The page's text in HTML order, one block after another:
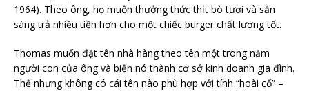
1964). Theo ông, họ muốn thưởng thức thịt bò tươi và sẵn
sàng trả nhiều tiền hơn cho một chiếc burger chất lượng tốt.
Thomas muốn đặt tên nhà hàng theo tên một trong năm
người con của ông và biến nó thành cơ sở kinh doanh gia đình.
Thế nhưng không có cái tên nào phù hợp với tính “hoài cổ” –